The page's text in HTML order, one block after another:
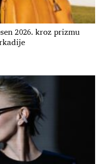
2026. kroz prizmu